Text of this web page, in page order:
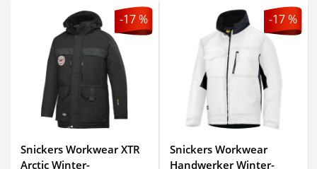
-17 %
Snickers Workwear XTR
Arctic Winter-
-17 %
Snickers Workwear
Handwerker Winter-